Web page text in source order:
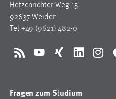
Hetzenrichter Weg 15
92637 Weiden
Tel +49 (9621) 482-0
RSS YouTubeXing LinkedIn
Fragen zum Studium